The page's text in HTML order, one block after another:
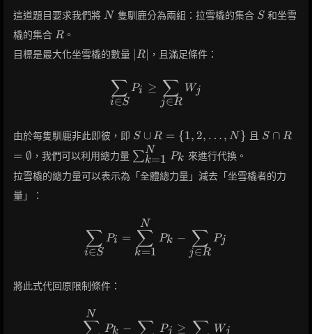
這道題目要求我們將 N
N 隻馴鹿分為兩組：拉雪橇的集合 S
S和坐雪
橇的集合 R
R 。
目標是最大化坐雪橇的數量 |R|
R ，且滿足條件：
\sum_{i \in S} P_i \ge
i∈S
∑ Pi ≥
j∈R
∑ Wj
由於每隻馴鹿非此即彼，即 S
\cup
R = \
{1, 2,
S ∪ R = { 1, 2, … , N } 且 S \cap R
S ∩ R
= ∅ ，我們可以利用總力量 \sum_{k=1}^N
P_k
∑k=1
N
Pk 來進行代換。
拉雪橇的總力量可以表示為「全體總力量」減去「坐雪橇者的力
量」：
\sum_{i \in S} P_i =
i∈S
∑ Pi =
k=1
∑
N
Pk −
j∈R
∑ Pj
將此式代回原限制條件：
\sum_{k=1}^N P_k -
N
Pk − Pj ≥ Wj